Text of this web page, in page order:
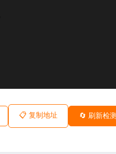
📋 复制地址 🔄 刷新检测